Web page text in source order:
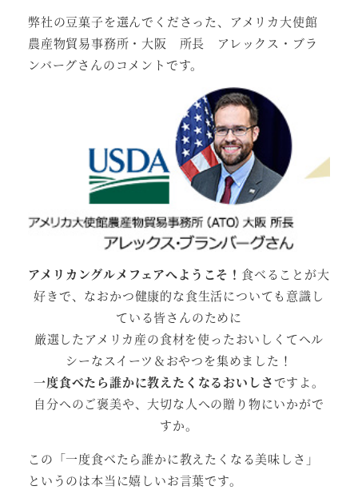
弊社の豆菓子を選んでくださった、アメリカ大使館
農産物貿易事務所・大阪 所長 アレックス・ブラ
ンバーグさんのコメントです。
アメリカングルメフェアへようこそ！ 食べることが大
好きで、なおかつ健康的な食生活についても意識し
ている皆さんのために
厳選したアメリカ産の食材を使ったおいしくてヘル
シーなスイーツ＆おやつを集めました！
一度食べたら誰かに教えたくなるおいしさですよ。
自分へのご褒美や、大切な人への贈り物にいかがで
すか。
この「一度食べたら誰かに教えたくなる美味しさ」
というのは本当に嬉しいお言葉です。